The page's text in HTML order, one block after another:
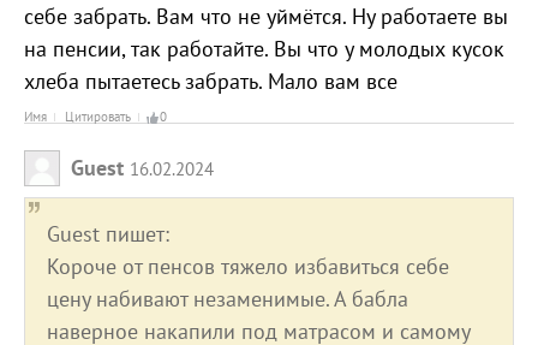
себе забрать. Вам что не уймётся. Ну работаете вы
на пенсии, так работайте. Вы что у молодых кусок
хлеба пытаетесь забрать. Мало вам все
Имя Цитировать 0
Guest 16.02.2024
Guest пишет:
Короче от пенсов тяжело избавиться себе
цену набивают незаменимые. А бабла
наверное накапили под матрасом и самому